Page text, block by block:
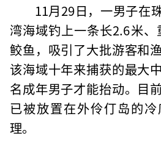
11月29日，一男子在
湾海域钓上一条长2.6米
鲛鱼，吸引了大批游客和
该海域十年来捕获的最大
名成年男子才能抬动。目
已被放置在外伶仃岛的
理。